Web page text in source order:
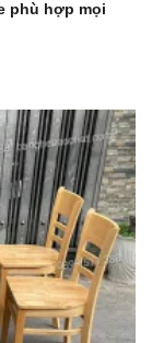
phù hợp mọi